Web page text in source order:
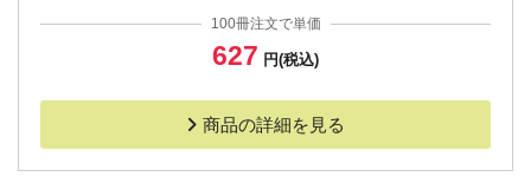
100冊注文で単価
627 円(税込)
商品の詳細を見る